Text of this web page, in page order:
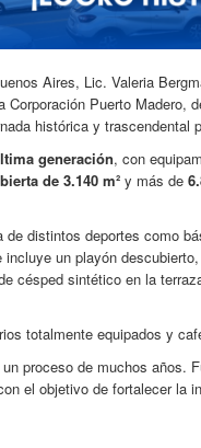
Aires, Lic. Valeria
Corporación Puerto Madero,
histórica y trascendental
generación, con
de 3.140 m² y más de
distintos deportes como
un playón
césped sintético en la
totalmente equipados y
proceso de muchos años.
el objetivo de fortalecer la